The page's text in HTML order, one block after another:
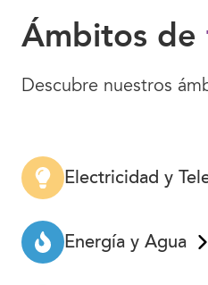
Ámbitos de
Descubre nuestros
Electricidad y
Energía y Agua